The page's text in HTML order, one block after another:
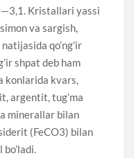
Kristallari yassi
va sargish,
natijasida qo’ng’ir
shpat deb ham
konlarida kvars,
argentit, tug’ma
minerallar bilan
(FeCO3) bilan